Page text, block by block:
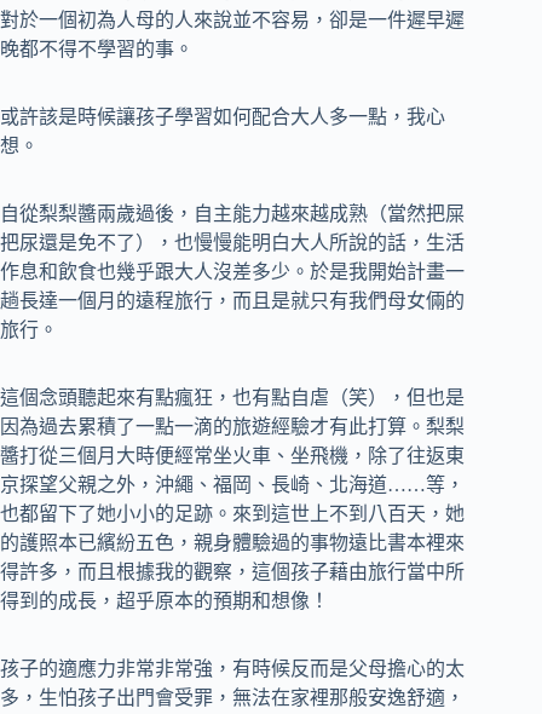
對於一個初為人母的人來說並不容易，卻是一件遲早遲
晚都不得不學習的事。
或許該是時候讓孩子學習如何配合大人多一點，我心
想。
自從梨梨醬兩歲過後，自主能力越來越成熟（當然把屎
把尿還是免不了），也慢慢能明白大人所說的話，生活
作息和飲食也幾乎跟大人沒差多少。於是我開始計畫一
趟長達一個月的遠程旅行，而且是就只有我們母女倆的
旅行。
這個念頭聽起來有點瘋狂，也有點自虐（笑），但也是
因為過去累積了一點一滴的旅遊經驗才有此打算。梨梨
醬打從三個月大時便經常坐火車、坐飛機，除了往返東
京探望父親之外，沖繩、福岡、長崎、北海道……等，
也都留下了她小小的足跡。來到這世上不到八百天，她
的護照本已繽紛五色，親身體驗過的事物遠比書本裡來
得許多，而且根據我的觀察，這個孩子藉由旅行當中所
得到的成長，超乎原本的預期和想像！
孩子的適應力非常非常強，有時候反而是父母擔心的太
多，生怕孩子出門會受罪，無法在家裡那般安逸舒適，